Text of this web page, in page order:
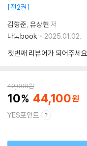
전2권
김형준 유상현 저
나눔book
2025.01.02.
첫번째 리뷰어가 되어주세요
49,000원
10 44,100
YES포인트